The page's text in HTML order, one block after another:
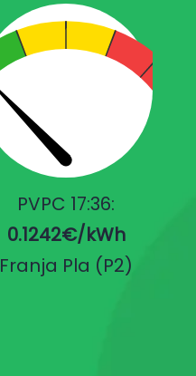
PVPC 17:36:
0.1242€/kWh
Franja Pla (P2)